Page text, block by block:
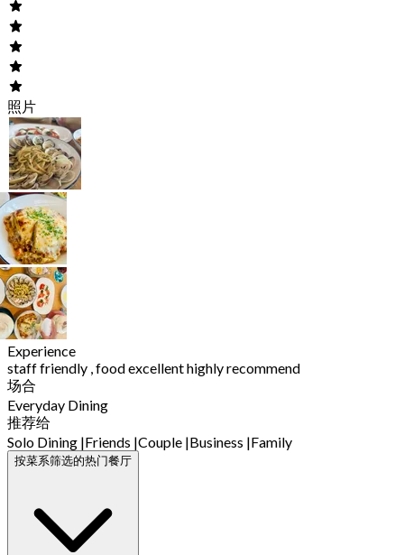
照片
Experience
staff friendly , food excellent highly recommend
场合
Everyday Dining
推荐给
Solo Dining |Friends |Couple |Business |Family
按菜系筛选的热门餐厅